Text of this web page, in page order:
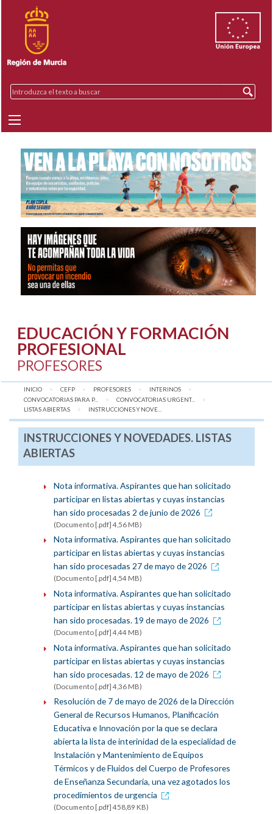
EDUCACIÓN Y FORMACIÓN
PROFESIONAL
PROFESORES
INICIO CEFP PROFESORES
INTERINOS
CONVOCATORIAS PARA P...
CONVOCATORIAS URGENT...
LISTAS ABIERTAS
AQUÍ:
INSTRUCCIONES Y NOVE...
INSTRUCCIONES Y NOVEDADES. LISTAS
ABIERTAS
Nota informativa. Aspirantes que han solicitado
participar en listas abiertas y cuyas instancias
han sido procesadas 2 de junio de 2026
(Documento [.pdf] 4,56 MB)
Nota informativa. Aspirantes que han solicitado
participar en listas abiertas y cuyas instancias
han sido procesadas 27 de mayo de 2026
(Documento [.pdf] 4,54 MB)
Nota informativa. Aspirantes que han solicitado
participar en listas abiertas y cuyas instancias
han sido procesadas. 19 de mayo de 2026
(Documento [.pdf] 4,44 MB)
Nota informativa. Aspirantes que han solicitado
participar en listas abiertas y cuyas instancias
han sido procesadas. 12 de mayo de 2026
(Documento [.pdf] 4,36 MB)
Resolución de 7 de mayo de 2026 de la Dirección
General de Recursos Humanos, Planificación
Educativa e Innovación por la que se declara
abierta la lista de interinidad de la especialidad de
Instalación y Mantenimiento de Equipos
Térmicos y de Fluidos del Cuerpo de Profesores
de Enseñanza Secundaria, una vez agotados los
procedimientos de urgencia
(Documento [.pdf] 458,89 KB)